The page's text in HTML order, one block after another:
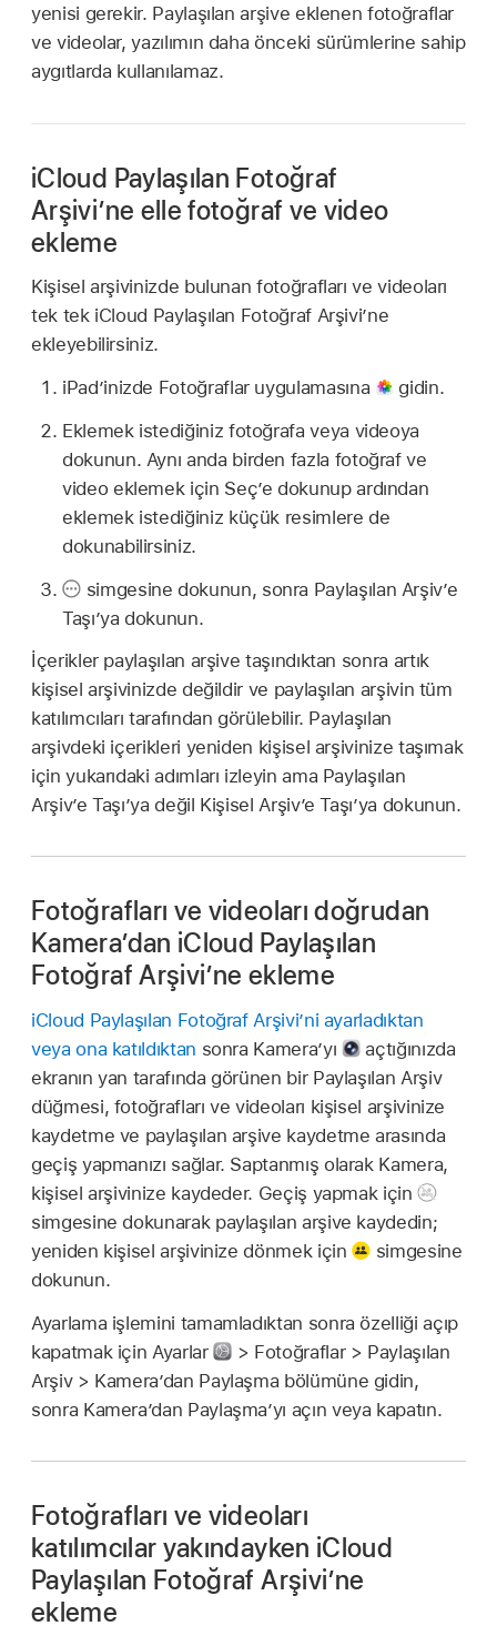
yenisi gerekir. Paylaşılan arşive eklenen fotoğraflar
ve videolar, yazılımın daha önceki sürümlerine sahip
aygıtlarda kullanılamaz.
iCloud Paylaşılan Fotoğraf
Arşivi’ne elle fotoğraf ve video
ekleme
Kişisel arşivinizde bulunan fotoğrafları ve videoları
tek tek iCloud Paylaşılan Fotoğraf Arşivi’ne
ekleyebilirsiniz.
iPad’inizde Fotoğraflar uygulamasına
gidin.
Eklemek istediğiniz fotoğrafa veya videoya
dokunun. Aynı anda birden fazla fotoğraf ve
video eklemek için Seç’e dokunup ardından
eklemek istediğiniz küçük resimlere de
dokunabilirsiniz.
simgesine dokunun, sonra Paylaşılan Arşiv’e
Taşı’ya dokunun.
İçerikler paylaşılan arşive taşındıktan sonra artık
kişisel arşivinizde değildir ve paylaşılan arşivin tüm
katılımcıları tarafından görülebilir. Paylaşılan
arşivdeki içerikleri yeniden kişisel arşivinize taşımak
için yukarıdaki adımları izleyin ama Paylaşılan
Arşiv’e Taşı’ya değil Kişisel Arşiv’e Taşı’ya dokunun.
Fotoğrafları ve videoları doğrudan
Kamera’dan iCloud Paylaşılan
Fotoğraf Arşivi’ne ekleme
iCloud Paylaşılan Fotoğraf Arşivi’ni ayarladıktan
veya ona katıldıktan sonra Kamera’yı
açtığınızda
ekranın yan tarafında görünen bir Paylaşılan Arşiv
düğmesi, fotoğrafları ve videoları kişisel arşivinize
kaydetme ve paylaşılan arşive kaydetme arasında
geçiş yapmanızı sağlar. Saptanmış olarak Kamera,
kişisel arşivinize kaydeder. Geçiş yapmak için
simgesine dokunarak paylaşılan arşive kaydedin;
yeniden kişisel arşivinize dönmek için
simgesine
dokunun.
Ayarlama işlemini tamamladıktan sonra özelliği açıp
kapatmak için Ayarlar
> Fotoğraflar > Paylaşılan
Arşiv > Kamera’dan Paylaşma bölümüne gidin,
sonra Kamera’dan Paylaşma’yı açın veya kapatın.
Fotoğrafları ve videoları
katılımcılar yakındayken iCloud
Paylaşılan Fotoğraf Arşivi’ne
ekleme